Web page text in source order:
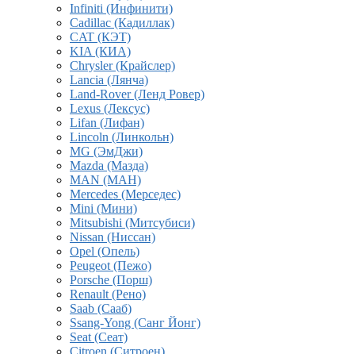
Infiniti (Инфинити)
Cadillac (Кадиллак)
CAT (КЭТ)
KIA (КИА)
Chrysler (Крайслер)
Lancia (Лянча)
Land-Rover (Ленд Ровер)
Lexus (Лексус)
Lifan (Лифан)
Lincoln (Линкольн)
MG (ЭмДжи)
Mazda (Мазда)
MAN (МАН)
Mercedes (Мерседес)
Mini (Мини)
Mitsubishi (Митсубиси)
Nissan (Ниссан)
Opel (Опель)
Peugeot (Пежо)
Porsche (Порш)
Renault (Рено)
Saab (Сааб)
Ssang-Yong (Санг Йонг)
Seat (Сеат)
Citroen (Ситроен)